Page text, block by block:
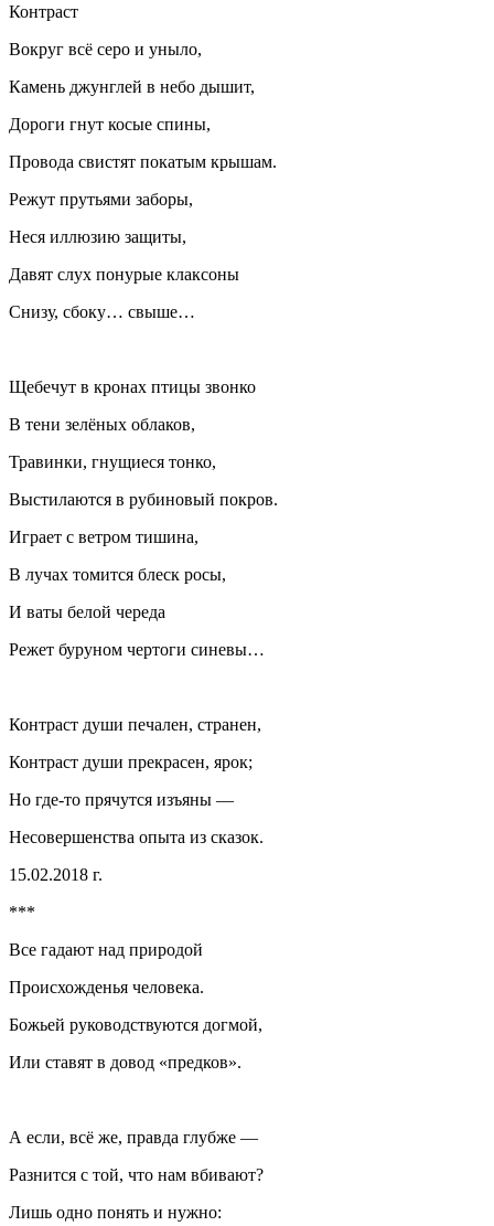
Контраст
Вокруг всё серо и уныло,
Камень джунглей в небо дышит,
Дороги гнут косые спины,
Провода свистят покатым крышам.
Режут прутьями заборы,
Неся иллюзию защиты,
Давят слух понурые клаксоны
Снизу, сбоку… свыше…
Щебечут в кронах птицы звонко
В тени зелёных облаков,
Травинки, гнущиеся тонко,
Выстилаются в рубиновый покров.
Играет с ветром тишина,
В лучах томится блеск росы,
И ваты белой череда
Режет буруном чертоги синевы…
Контраст души печален, странен,
Контраст души прекрасен, ярок;
Но где-то прячутся изъяны —
Несовершенства опыта из сказок.
15.02.2018 г.
***
Все гадают над природой
Происхожденья человека.
Божьей руководствуются догмой,
Или ставят в довод «предков».
А если, всё же, правда глубже —
Разнится с той, что нам вбивают?
Лишь одно понять и нужно: